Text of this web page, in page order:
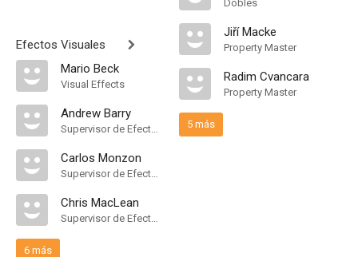
Efectos Visuales
Mario Beck
Visual Effects
Andrew Barry
Supervisor de Efectos Visuales
Carlos Monzon
Supervisor de Efectos Visuales
Chris MacLean
Supervisor de Efectos Visuales
6 más
Dobles
Jiří Macke
Property Master
Radim Cvancara
Property Master
5 más